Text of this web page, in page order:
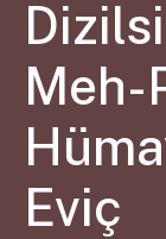
Meh-
Eviç